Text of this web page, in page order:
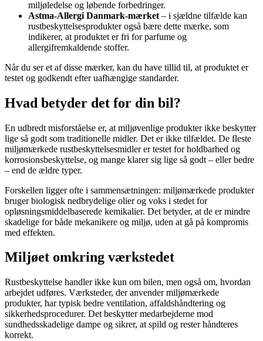
miljøledelse og løbende forbedringer.
Astma-Allergi Danmark-mærket – i sjældne tilfælde kan
rustbeskyttelsesprodukter også bære dette mærke, som
indikerer, at produktet er fri for parfume og
allergifremkaldende stoffer.
Når du ser et af disse mærker, kan du have tillid til, at produktet er
testet og godkendt efter uafhængige standarder.
Hvad betyder det for din bil?
En udbredt misforståelse er, at miljøvenlige produkter ikke beskytter
lige så godt som traditionelle midler. Det er ikke tilfældet. De fleste
miljømærkede rustbeskyttelsesmidler er testet for holdbarhed og
korrosionsbeskyttelse, og mange klarer sig lige så godt – eller bedre
– end de ældre typer.
Forskellen ligger ofte i sammensætningen: miljømærkede produkter
bruger biologisk nedbrydelige olier og voks i stedet for
opløsningsmiddelbaserede kemikalier. Det betyder, at de er mindre
skadelige for både mekanikere og miljø, uden at gå på kompromis
med effekten.
Miljøet omkring værkstedet
Rustbeskyttelse handler ikke kun om bilen, men også om, hvordan
arbejdet udføres. Værksteder, der anvender miljømærkede
produkter, har typisk bedre ventilation, affaldshåndtering og
sikkerhedsprocedurer. Det beskytter medarbejderne mod
sundhedsskadelige dampe og sikrer, at spild og rester håndteres
korrekt.